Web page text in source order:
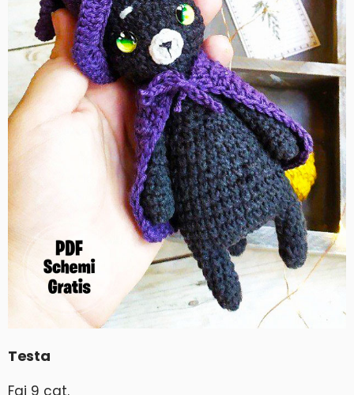
Testa
Fai 9 cat.